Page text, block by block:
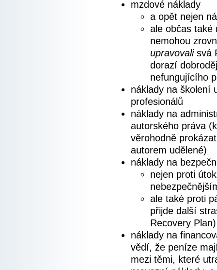
mzdové náklady
a opět nejen
ale občas také
nemohou
upravovalisvá
dorazí
nefungujícího
náklady na školení
profesionálů
náklady na
autorského práva
věrohodně
autorem udělené)
náklady na
nejen proti
ale také proti
přijde další
Recovery Plan)
náklady na
vědí, že peníze
mezi těmi, které